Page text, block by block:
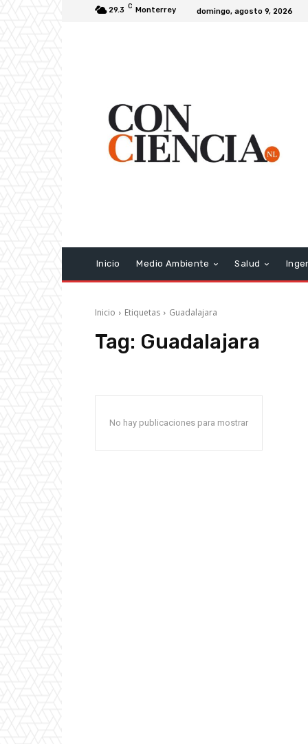
29.3 C Monterrey domingo, agosto 9, 2026
Inicio Medio Ambiente Salud
Inicio Etiquetas Guadalajara
Tag: Guadalajara
No hay publicaciones para mostrar